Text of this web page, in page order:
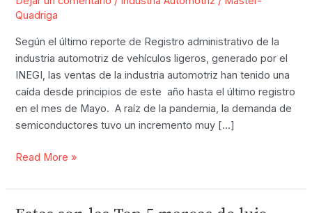
Quadriga
Según el último reporte de Registro administrativo de la
industria automotriz de vehículos ligeros, generado por el
INEGI, las ventas de la industria automotriz han tenido una
caída desde principios de este año hasta el último registro
en el mes de Mayo. A raíz de la pandemia, la demanda de
semiconductores tuvo un incremento muy […]
Caen
Ventas
de
Read More »